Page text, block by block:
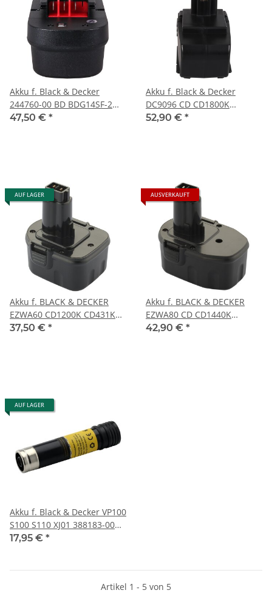
Akku f. Black & Decker
244760-00 BD BDG14SF-2
BDGL1440 BDGL14K2 von
47,50 € *
Akku f. Black & Decker
DC9096 CD CD1800K
CD180GRK DC9096 FS FS18
52,90 € *
AUF LAGER
Akku f. BLACK & DECKER
EZWA60 CD1200K CD431K
FS12 EZWA60 FSL FSL12 von
37,50 € *
AUSVERKAUFT
Akku f. BLACK & DECKER
EZWA80 CD CD1440K
CD632K EZWA80 FS FS144
42,90 € *
AUF LAGER
Akku f. Black & Decker VP100
S100 S110 XJ01 388183-00
P/N 151995-02 von PATONA
17,95 € *
Artikel 1 - 5 von 5